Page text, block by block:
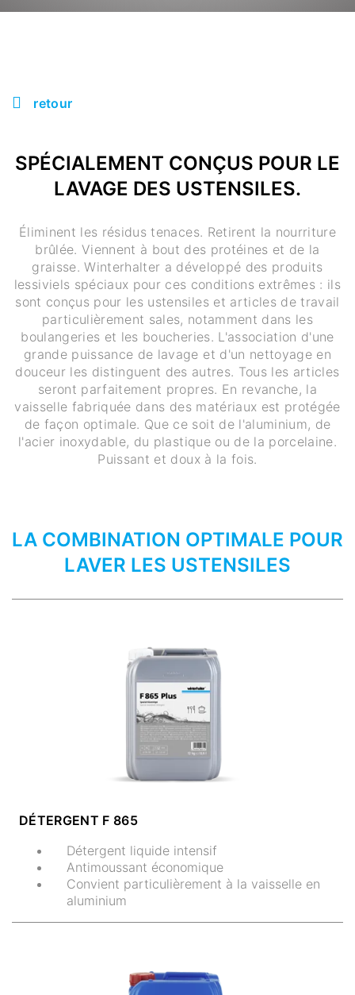
retour
SPÉCIALEMENT CONÇUS POUR LE
LAVAGE DES USTENSILES.
Éliminent les résidus tenaces. Retirent la nourriture
brûlée. Viennent à bout des protéines et de la
graisse. Winterhalter a développé des produits
lessiviels spéciaux pour ces conditions extrêmes : ils
sont conçus pour les ustensiles et articles de travail
particulièrement sales, notamment dans les
boulangeries et les boucheries. L'association d'une
grande puissance de lavage et d'un nettoyage en
douceur les distinguent des autres. Tous les articles
seront parfaitement propres. En revanche, la
vaisselle fabriquée dans des matériaux est protégée
de façon optimale. Que ce soit de l'aluminium, de
l'acier inoxydable, du plastique ou de la porcelaine.
Puissant et doux à la fois.
LA COMBINATION OPTIMALE POUR
LAVER LES USTENSILES
DÉTERGENT F 865
Détergent liquide intensif
Antimoussant économique
Convient particulièrement à la vaisselle en
aluminium